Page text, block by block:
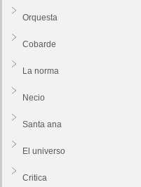
Orquesta
Cobarde
La norma
Necio
Santa ana
El universo
Critica